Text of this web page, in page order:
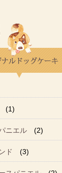
(1)
ニエル (2)
ド (3)